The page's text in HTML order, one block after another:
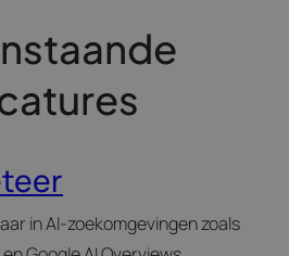
in AI-zoekomgevingen zoals